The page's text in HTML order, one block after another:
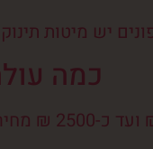
יש מיטות
כמה